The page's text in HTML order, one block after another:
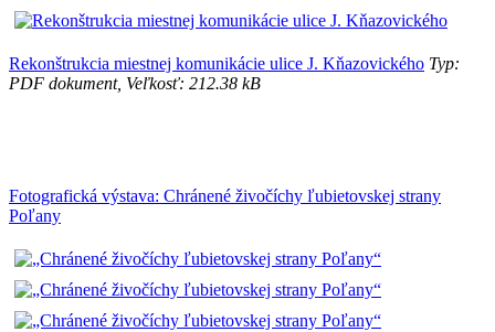
Rekonštrukcia miestnej komunikácie ulice J. Kňazovického Typ:
PDF dokument, Veľkosť: 212.38 kB
Fotografická výstava: Chránené živočíchy ľubietovskej strany
Poľany